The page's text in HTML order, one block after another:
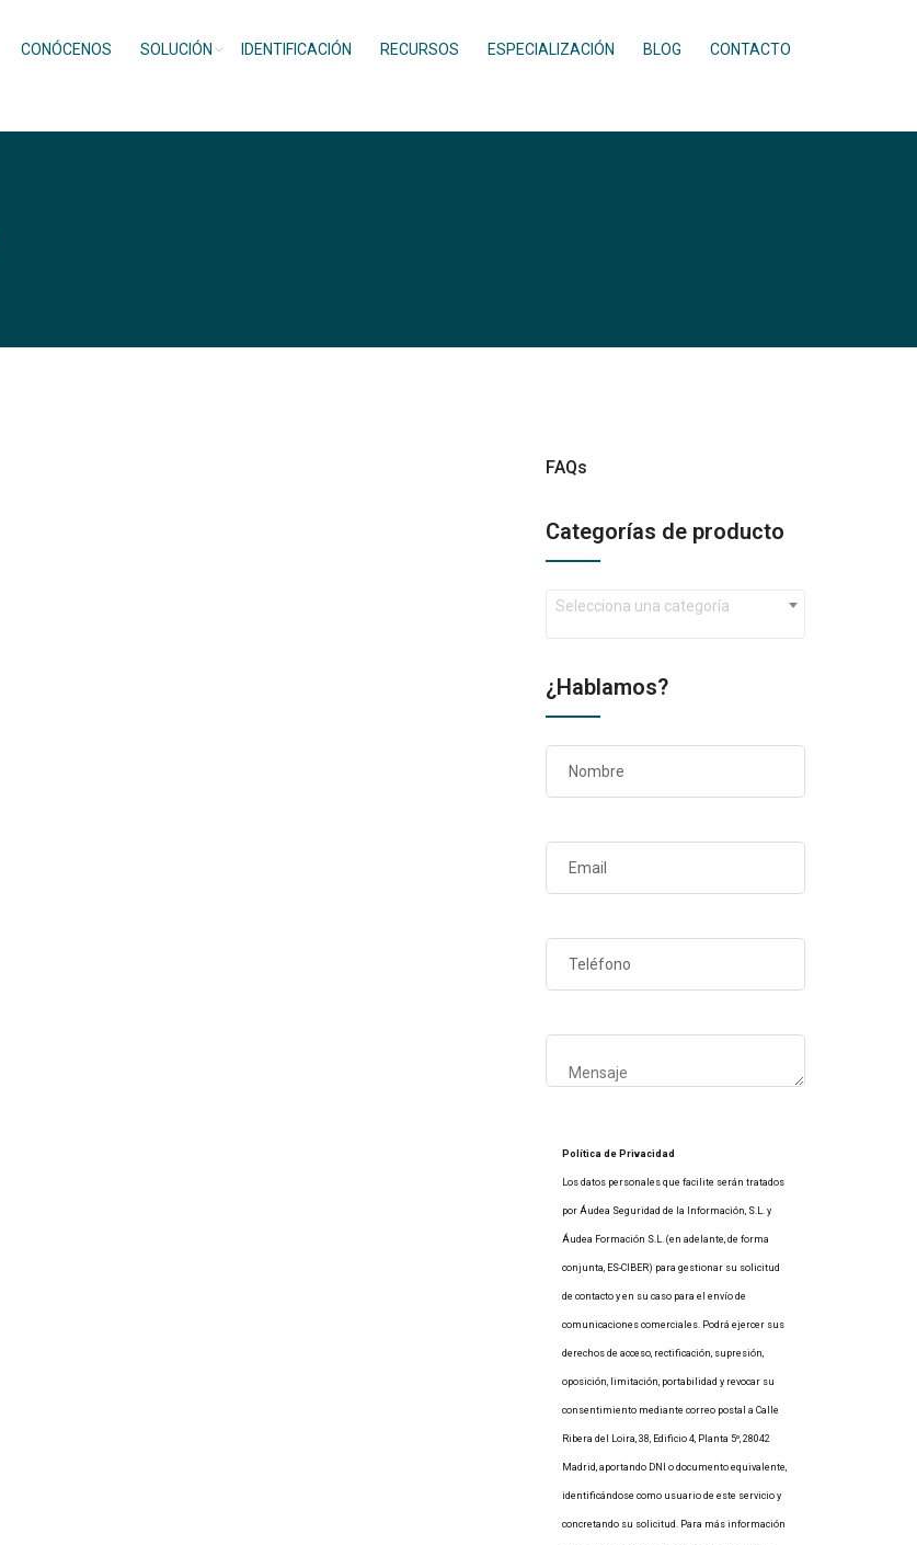
CONÓCENOS SOLUCIÓN IDENTIFICACIÓN RECURSOS ESPECIALIZACIÓN BLOG CONTACTO
FAQs
Categorías de producto
Selecciona una categoría
¿Hablamos?
Política de Privacidad
Los datos personales que facilite serán tratados
por Áudea Seguridad de la Información, S.L. y
Áudea Formación S.L. (en adelante, de forma
conjunta, ES-CIBER) para gestionar su solicitud
de contacto y en su caso para el envío de
comunicaciones comerciales. Podrá ejercer sus
derechos de acceso, rectificación, supresión,
oposición, limitación, portabilidad y revocar su
consentimiento mediante correo postal a Calle
Ribera del Loira, 38, Edificio 4, Planta 5º, 28042
Madrid, aportando DNI o documento equivalente,
identificándose como usuario de este servicio y
concretando su solicitud. Para más información